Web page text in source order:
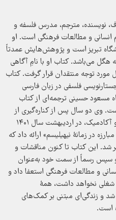
(زادهٔ ۱۳۶۱) فیلسوف، نویسنده، مترجم، مدرس فلسفه و
و مطالعات فرهنگی است. او
تبریز است و پژوهش‌هایش عمدتاً
هگل می‌باشد. کتاب او با نامِ آگاهی
توجه منتقدان قرار گرفت. کتاب
فلسفی در زبان فارسی
حسینی ترجمه‌ای از کتاب
وی دو سال پس از کناره‌گیری از
فضای عمومی و فعالیت‌های پژوهشی و آکادمیک، در اردیبهشت سال ۱۴۰۱
در زمانهٔ نیهیلیسم» ارائه داد که
این کتاب تا کنون مناقشات و
سپس رسماً از سمت خود به‌عنوان
و مطالعات فرهنگی استعفا داد و
شغلی نخواهد داشت، همهٔ
و زندگی‌ای مبتنی بر کمک‌های